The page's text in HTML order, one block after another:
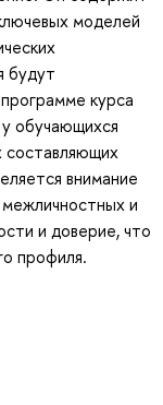
моделей
будут
курса
обучающихся
составляющих
внимание
и
и доверие, что
профиля.